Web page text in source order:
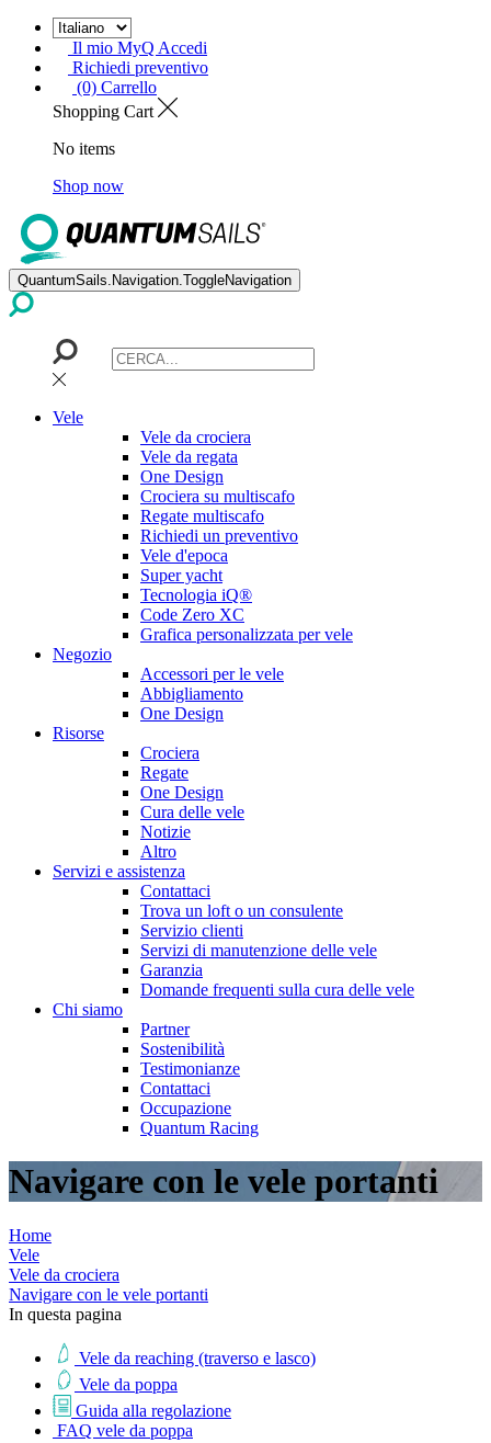
Il mio MyQ Accedi
Richiedi preventivo
(0) Carrello
Shopping Cart
No items
Shop now
QuantumSails.Navigation.ToggleNavigation
Vele
Vele da crociera
Vele da regata
One Design
Crociera su multiscafo
Regate multiscafo
Richiedi un preventivo
Vele d'epoca
Super yacht
Tecnologia iQ®
Code Zero XC
Grafica personalizzata per vele
Negozio
Accessori per le vele
Abbigliamento
One Design
Risorse
Crociera
Regate
One Design
Cura delle vele
Notizie
Altro
Servizi e assistenza
Contattaci
Trova un loft o un consulente
Servizio clienti
Servizi di manutenzione delle vele
Garanzia
Domande frequenti sulla cura delle vele
Chi siamo
Partner
Sostenibilità
Testimonianze
Contattaci
Occupazione
Quantum Racing
Navigare con le vele portanti
Home
Vele
Vele da crociera
Navigare con le vele portanti
In questa pagina
Vele da reaching (traverso e lasco)
Vele da poppa
Guida alla regolazione
FAQ vele da poppa